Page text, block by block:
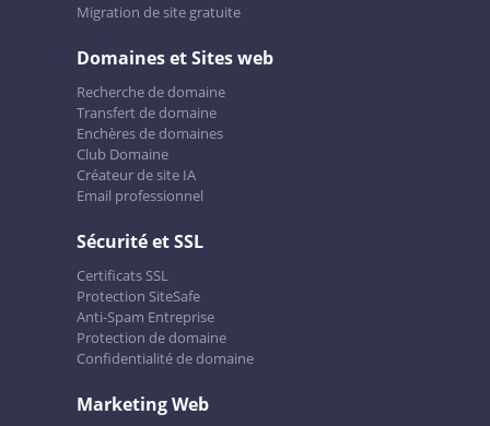
Migration de site gratuite
Domaines et Sites web
Recherche de domaine
Transfert de domaine
Enchères de domaines
Club Domaine
Créateur de site IA
Email professionnel
Sécurité et SSL
Certificats SSL
Protection SiteSafe
Anti-Spam Entreprise
Protection de domaine
Confidentialité de domaine
Marketing Web